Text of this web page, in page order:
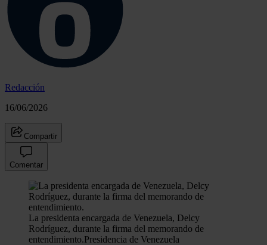
Redacción
16/06/2026
Compartir
Comentar
La presidenta encargada de Venezuela, Delcy
Rodríguez, durante la firma del memorando de
entendimiento.Presidencia de Venezuela